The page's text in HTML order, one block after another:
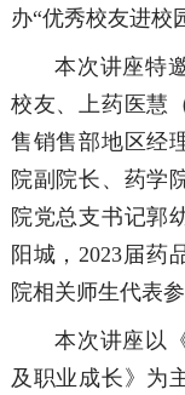
办“优秀校友进校
本次讲座特
校友、上药医慧
售销售部地区经
院副院长、药学
院党总支书记郭
阳城，2023届药
院相关师生代表参
本次讲座以
及职业成长》为